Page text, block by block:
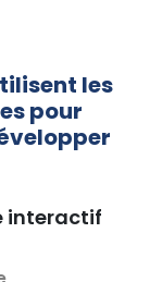
les
pour
interactif